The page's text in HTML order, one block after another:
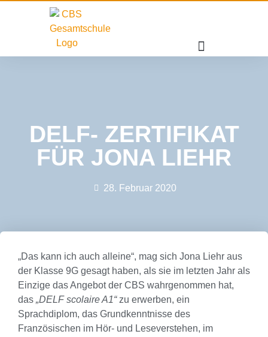
DELF- ZERTIFIKAT
FÜR JONA LIEHR
28. Februar 2020
„Das kann ich auch alleine“, mag sich Jona Liehr aus
der Klasse 9G gesagt haben, als sie im letzten Jahr als
Einzige das Angebot der CBS wahrgenommen hat,
das „DELF scolaire A1“zu erwerben, ein
Sprachdiplom, das Grundkenntnisse des
Französischen im Hör- und Leseverstehen, im